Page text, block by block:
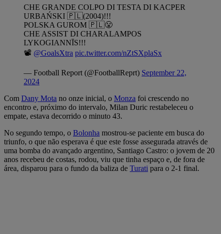
CHE GRANDE COLPO DI TESTA DI KACPER
URBAŃSKI 🇵🇱(2004)!!!
POLSKA GUROM 🇵🇱😤
CHE ASSIST DI CHARALAMPOS
LYKOGIANNĪS!!!
📽️ @GoalsXtra pic.twitter.com/nZtSXplaSx
— Football Report (@FootballReprt) September 22,
2024
Com Dany Mota no onze inicial, o Monza foi crescendo no
encontro e, próximo do intervalo, Milan Duric restabeleceu o
empate, estava decorrido o minuto 43.
No segundo tempo, o Bolonha mostrou-se paciente em busca do
triunfo, o que não esperava é que este fosse assegurada através de
uma bomba do avançado argentino, Santiago Castro: o jovem de 20
anos recebeu de costas, rodou, viu que tinha espaço e, de fora de
área, disparou para o fundo da baliza de Turati para o 2-1 final.